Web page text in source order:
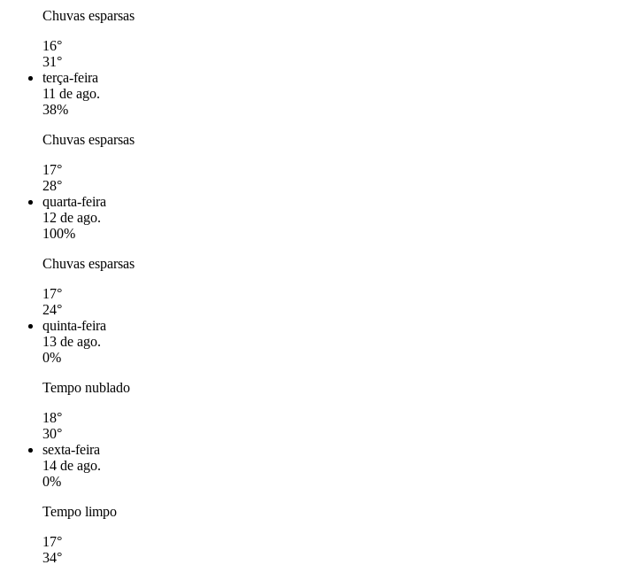
Chuvas esparsas
16°
31°
terça-feira
11 de ago.
38%
Chuvas esparsas
17°
28°
quarta-feira
12 de ago.
100%
Chuvas esparsas
17°
24°
quinta-feira
13 de ago.
0%
Tempo nublado
18°
30°
sexta-feira
14 de ago.
0%
Tempo limpo
17°
34°